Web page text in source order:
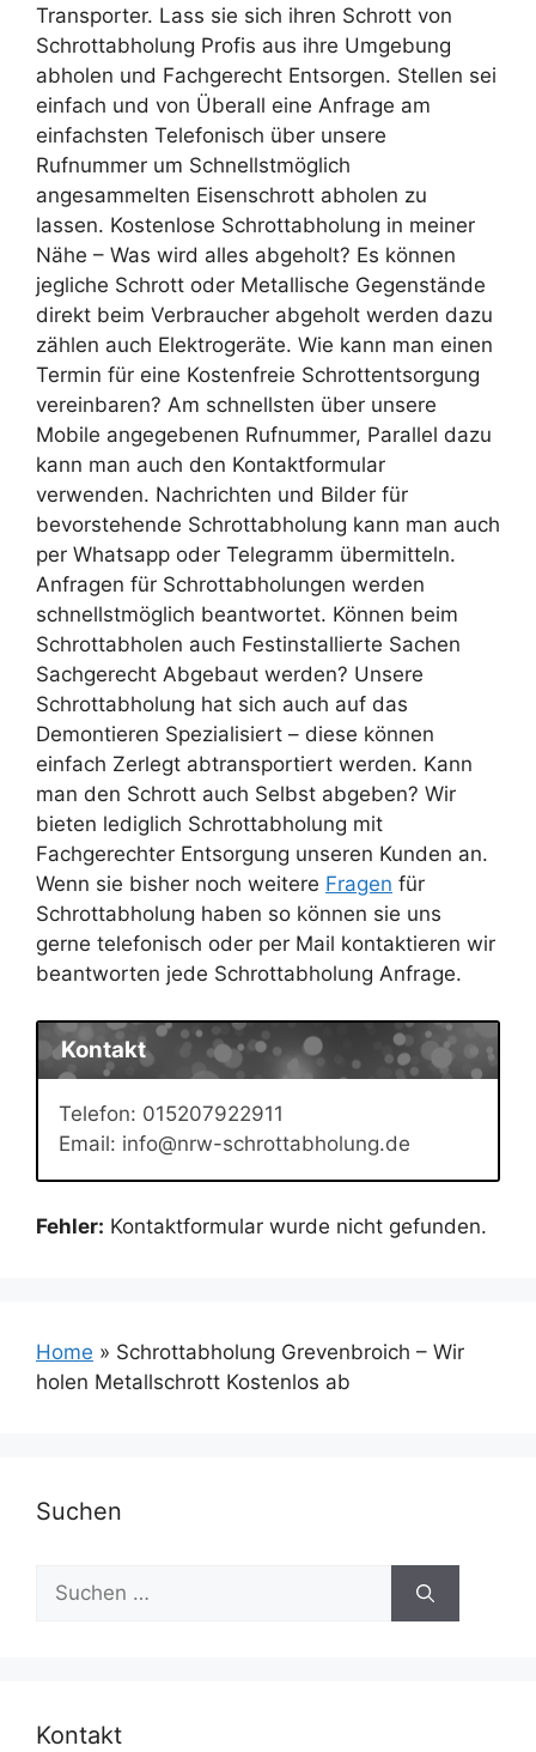
Transporter. Lass sie sich ihren Schrott von
Schrottabholung Profis aus ihre Umgebung
abholen und Fachgerecht Entsorgen. Stellen sei
einfach und von Überall eine Anfrage am
einfachsten Telefonisch über unsere
Rufnummer um Schnellstmöglich
angesammelten Eisenschrott abholen zu
lassen. Kostenlose Schrottabholung in meiner
Nähe – Was wird alles abgeholt? Es können
jegliche Schrott oder Metallische Gegenstände
direkt beim Verbraucher abgeholt werden dazu
zählen auch Elektrogeräte. Wie kann man einen
Termin für eine Kostenfreie Schrottentsorgung
vereinbaren? Am schnellsten über unsere
Mobile angegebenen Rufnummer, Parallel dazu
kann man auch den Kontaktformular
verwenden. Nachrichten und Bilder für
bevorstehende Schrottabholung kann man auch
per Whatsapp oder Telegramm übermitteln.
Anfragen für Schrottabholungen werden
schnellstmöglich beantwortet. Können beim
Schrottabholen auch Festinstallierte Sachen
Sachgerecht Abgebaut werden? Unsere
Schrottabholung hat sich auch auf das
Demontieren Spezialisiert – diese können
einfach Zerlegt abtransportiert werden. Kann
man den Schrott auch Selbst abgeben? Wir
bieten lediglich Schrottabholung mit
Fachgerechter Entsorgung unseren Kunden an.
Wenn sie bisher noch weitere Fragen für
Schrottabholung haben so können sie uns
gerne telefonisch oder per Mail kontaktieren wir
beantworten jede Schrottabholung Anfrage.
Kontakt
Telefon: 015207922911
Email: info@nrw-schrottabholung.de
Fehler: Kontaktformular wurde nicht gefunden.
Home » Schrottabholung Grevenbroich – Wir
holen Metallschrott Kostenlos ab
Suchen
Suchen
nach:
Kontakt